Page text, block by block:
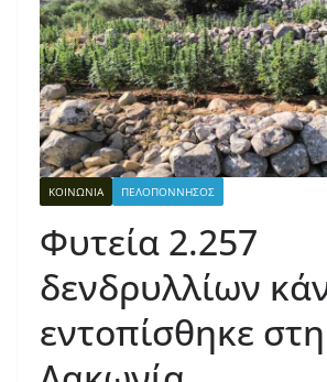
ΚΟΙΝΩΝΙΑ ΠΕΛΟΠΟΝΝΗΣΟΣ
Φυτεία 2.257
δενδρυλλίων
εντοπίσθηκε στη